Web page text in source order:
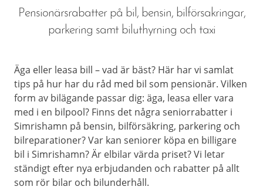
Pensionärsrabatter på bil, bensin, bilförsakringar,
parkering samt biluthyrning och taxi
Äga eller leasa bill – vad är bäst? Här har vi samlat
tips på hur har du råd med bil som pensionär. Vilken
form av bilägande passar dig: äga, leasa eller vara
med i en bilpool? Finns det några seniorrabatter i
Simrishamn på bensin, bilförsäkring, parkering och
bilreparationer? Var kan seniorer köpa en billigare
bil i Simrishamn? Är elbilar värda priset? Vi letar
ständigt efter nya erbjudanden och rabatter på allt
som rör bilar och bilunderhåll.